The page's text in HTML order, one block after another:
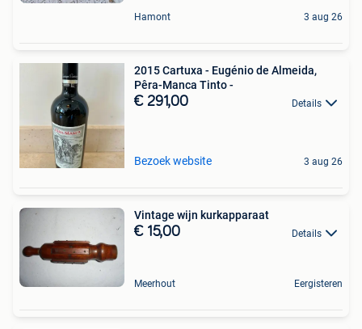
Hamont 3 aug 26
2015 Cartuxa - Eugénio de Almeida,
Pêra-Manca Tinto -
€ 291,00 Details
Bezoek website 3 aug 26
Vintage wijn kurkapparaat
€ 15,00 Details
Meerhout Eergisteren